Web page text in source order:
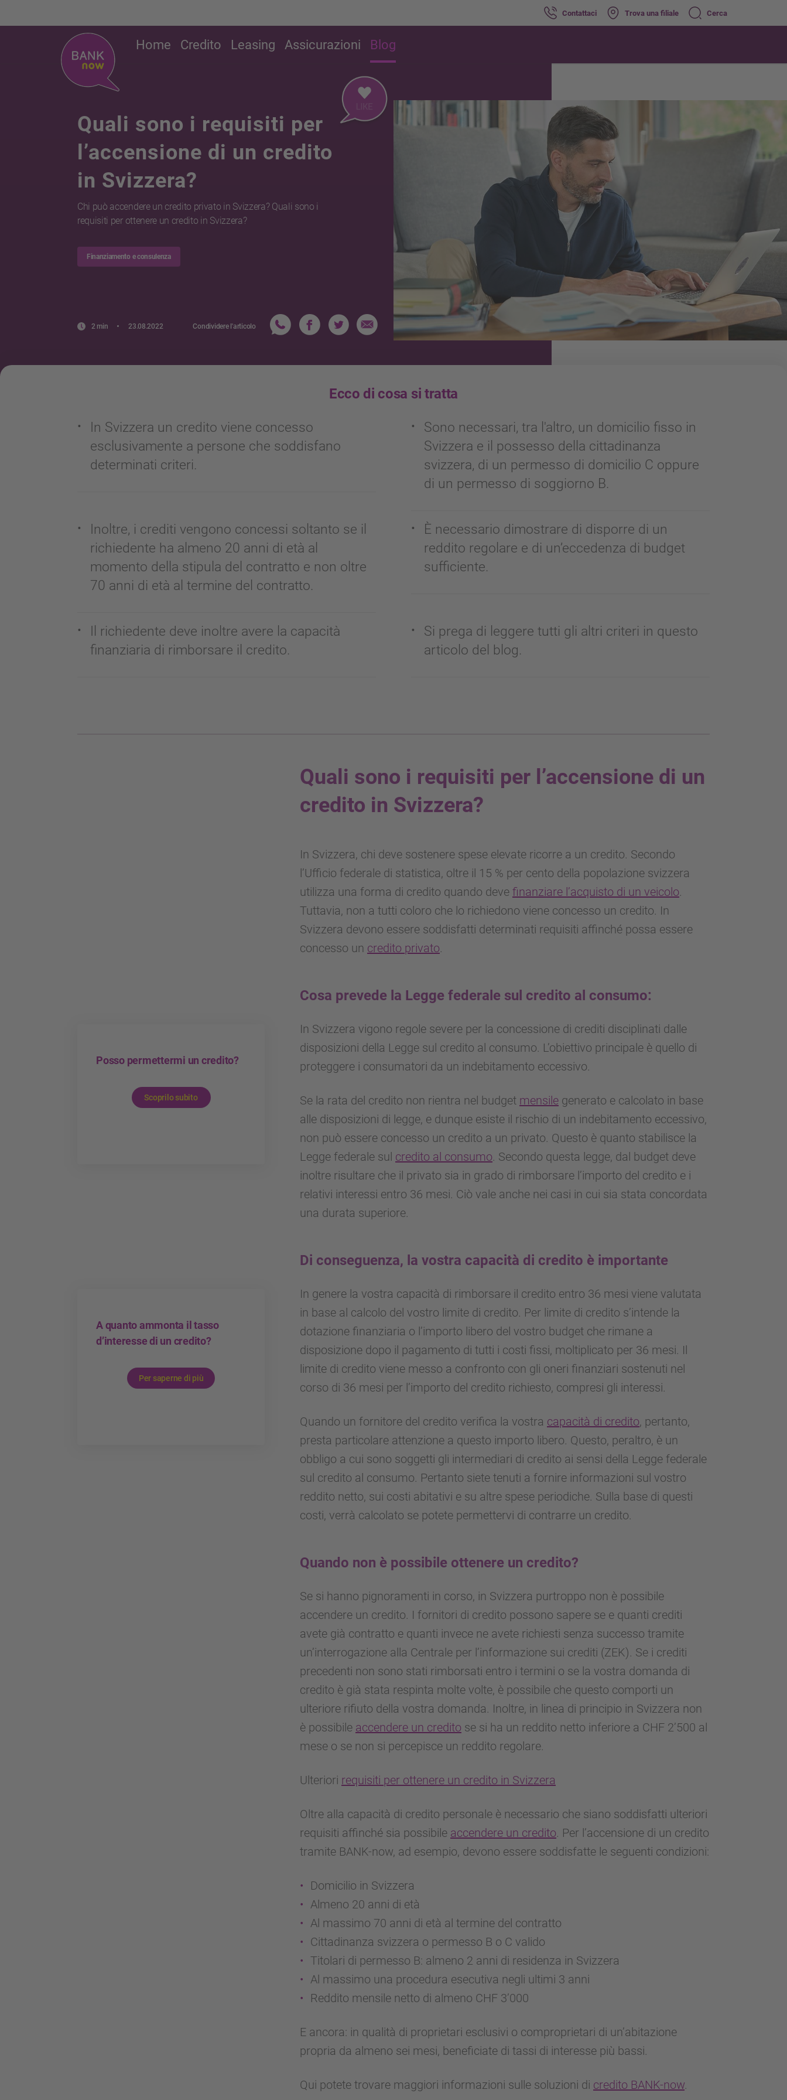
Contattaci Trova una filiale Cerca
Home Credito Leasing Assicurazioni Blog
Quali sono i requisiti per
l’accensione di un credito
in Svizzera?
Chi può accendere un credito privato in Svizzera? Quali sono i
requisiti per ottenere un credito in Svizzera?
Finanziamento e consulenza
2 min 23.08.2022 Condividere l'articolo
Ecco di cosa si tratta
In Svizzera un credito viene concesso
esclusivamente a persone che soddisfano
determinati criteri.
Sono necessari, tra l'altro, un domicilio fisso in
Svizzera e il possesso della cittadinanza
svizzera, di un permesso di domicilio C oppure
di un permesso di soggiorno B.
Inoltre, i crediti vengono concessi soltanto se il
richiedente ha almeno 20 anni di età al
momento della stipula del contratto e non oltre
70 anni di età al termine del contratto.
È necessario dimostrare di disporre di un
reddito regolare e di un’eccedenza di budget
sufficiente.
Il richiedente deve inoltre avere la capacità
finanziaria di rimborsare il credito.
Si prega di leggere tutti gli altri criteri in questo
articolo del blog.
Quali sono i requisiti per l’accensione di un
credito in Svizzera?
In Svizzera, chi deve sostenere spese elevate ricorre a un credito. Secondo
l’Ufficio federale di statistica, oltre il 15 % per cento della popolazione svizzera
utilizza una forma di credito quando deve finanziare l’acquisto di un veicolo.
Tuttavia, non a tutti coloro che lo richiedono viene concesso un credito. In
Svizzera devono essere soddisfatti determinati requisiti affinché possa essere
concesso un credito privato.
Cosa prevede la Legge federale sul credito al consumo:
Posso permettermi un credito?
Scoprilo subito
In Svizzera vigono regole severe per la concessione di crediti disciplinati dalle
disposizioni della Legge sul credito al consumo. L’obiettivo principale è quello di
proteggere i consumatori da un indebitamento eccessivo.
Se la rata del credito non rientra nel budget mensile generato e calcolato in base
alle disposizioni di legge, e dunque esiste il rischio di un indebitamento eccessivo,
non può essere concesso un credito a un privato. Questo è quanto stabilisce la
Legge federale sul credito al consumo. Secondo questa legge, dal budget deve
inoltre risultare che il privato sia in grado di rimborsare l’importo del credito e i
relativi interessi entro 36 mesi. Ciò vale anche nei casi in cui sia stata concordata
una durata superiore.
Di conseguenza, la vostra capacità di credito è importante
A quanto ammonta il tasso
d’interesse di un credito?
Per saperne di più
In genere la vostra capacità di rimborsare il credito entro 36 mesi viene valutata
in base al calcolo del vostro limite di credito. Per limite di credito s’intende la
dotazione finanziaria o l’importo libero del vostro budget che rimane a
disposizione dopo il pagamento di tutti i costi fissi, moltiplicato per 36 mesi. Il
limite di credito viene messo a confronto con gli oneri finanziari sostenuti nel
corso di 36 mesi per l’importo del credito richiesto, compresi gli interessi.
Quando un fornitore del credito verifica la vostra capacità di credito, pertanto,
presta particolare attenzione a questo importo libero. Questo, peraltro, è un
obbligo a cui sono soggetti gli intermediari di credito ai sensi della Legge federale
sul credito al consumo. Pertanto siete tenuti a fornire informazioni sul vostro
reddito netto, sui costi abitativi e su altre spese periodiche. Sulla base di questi
costi, verrà calcolato se potete permettervi di contrarre un credito.
Quando non è possibile ottenere un credito?
Se si hanno pignoramenti in corso, in Svizzera purtroppo non è possibile
accendere un credito. I fornitori di credito possono sapere se e quanti crediti
avete già contratto e quanti invece ne avete richiesti senza successo tramite
un’interrogazione alla Centrale per l’informazione sui crediti (ZEK). Se i crediti
precedenti non sono stati rimborsati entro i termini o se la vostra domanda di
credito è già stata respinta molte volte, è possibile che questo comporti un
ulteriore rifiuto della vostra domanda. Inoltre, in linea di principio in Svizzera non
è possibile accendere un credito se si ha un reddito netto inferiore a CHF 2’500 al
mese o se non si percepisce un reddito regolare.
Ulteriori requisiti per ottenere un credito in Svizzera
Oltre alla capacità di credito personale è necessario che siano soddisfatti ulteriori
requisiti affinché sia possibile accendere un credito. Per l’accensione di un credito
tramite BANK-now, ad esempio, devono essere soddisfatte le seguenti condizioni:
Domicilio in Svizzera
Almeno 20 anni di età
Al massimo 70 anni di età al termine del contratto
Cittadinanza svizzera o permesso B o C valido
Titolari di permesso B: almeno 2 anni di residenza in Svizzera
Al massimo una procedura esecutiva negli ultimi 3 anni
Reddito mensile netto di almeno CHF 3’000
E ancora: in qualità di proprietari esclusivi o comproprietari di un’abitazione
propria da almeno sei mesi, beneficiate di tassi di interesse più bassi.
Qui potete trovare maggiori informazioni sulle soluzioni di credito BANK-now.